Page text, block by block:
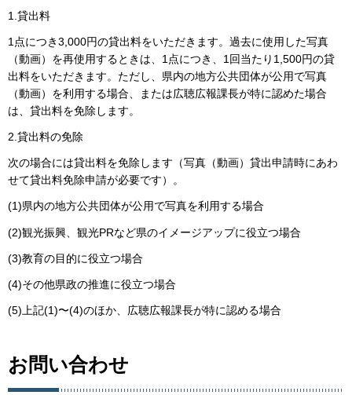
1.貸出料
1点につき3,000円の貸出料をいただきます。過去に使用した写真
（動画）を再使用するときは、1点につき、1回当たり1,500円の貸
出料をいただきます。ただし、県内の地方公共団体が公用で写真
（動画）を利用する場合、または広聴広報課長が特に認めた場合
は、貸出料を免除します。
2.貸出料の免除
次の場合には貸出料を免除します（写真（動画）貸出申請時にあわ
せて貸出料免除申請が必要です）。
(1)県内の地方公共団体が公用で写真を利用する場合
(2)観光振興、観光PRなど県のイメージアップに役立つ場合
(3)教育の目的に役立つ場合
(4)その他県政の推進に役立つ場合
(5)上記(1)〜(4)のほか、広聴広報課長が特に認める場合
お問い合わせ